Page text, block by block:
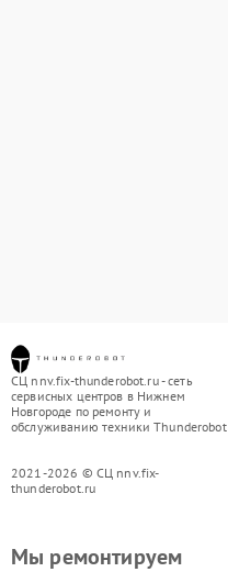
СЦ nnv.fix-thunderobot.ru - сеть
сервисных центров в Нижнем
Новгороде по ремонту и
обслуживанию техники Thunderobot
2021-2026 © СЦ nnv.fix-
thunderobot.ru
Мы ремонтируем